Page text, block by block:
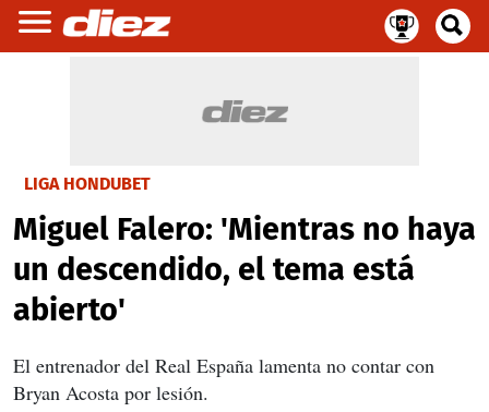
LIGA HONDUBET
Miguel Falero: 'Mientras no haya
un descendido, el tema está
abierto'
El entrenador del Real España lamenta no contar con
Bryan Acosta por lesión.